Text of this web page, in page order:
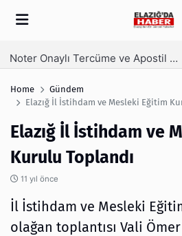
Home
Gündem
Elazığ İl İstihdam ve Mesleki Eğitim
Elazığ İl İstihdam ve
Kurulu Toplandı
11 yıl önce
İl İstihdam ve Mesleki
olağan toplantısı Vali